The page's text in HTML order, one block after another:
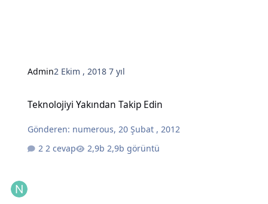
Admin2 Ekim , 20187 yıl
Teknolojiyi Yakından Takip Edin
Gönderen: numerous,20 Şubat , 2012
2 cevap
2,9b görüntü